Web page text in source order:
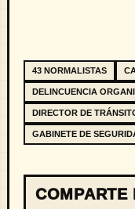
43 NORMALISTAS
DELINCUENCIA
DIRECTOR DE
GABINETE DE
COMPARTE